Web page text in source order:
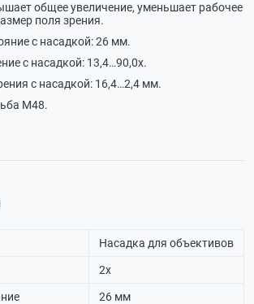
общее увеличение, уменьшает рабочее
поля зрения.
с насадкой: 26 мм.
с насадкой: 13,4…90,0х.
с насадкой: 16,4…2,4 мм.
М48.
Насадка для объективов
2х
26 мм